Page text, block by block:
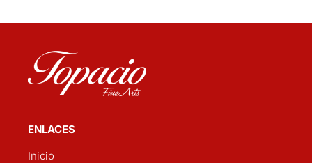
ENLACES
Inicio